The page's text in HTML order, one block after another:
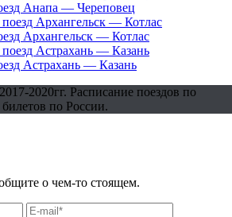
Анапа — Череповец
Архангельск — Котлас
Астрахань — Казань
2020гг. Расписание поездов по
по России.
о чем-то стоящем.